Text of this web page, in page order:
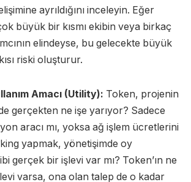
ayrıldığını inceleyin. Eğer
büyük bir kısmı ekibin veya birkaç
elindeyse, bu gelecekte büyük
riski oluşturur.
Amacı (Utility): Token, projenin
gerçekten ne işe yarıyor? Sadece
aracı mı, yoksa ağ işlem ücretlerini
yapmak, yönetişimde oy
gerçek bir işlevi var mı? Token’ın ne
varsa, ona olan talep de o kadar